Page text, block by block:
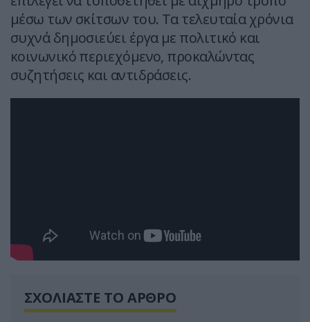
μέσω των σκίτσων του. Τα τελευταία χρόνια
συχνά δημοσιεύει έργα με πολιτικό και
κοινωνικό περιεχόμενο, προκαλώντας
συζητήσεις και αντιδράσεις.
ΣΧΟΛΙΑΣΤΕ ΤΟ ΑΡΘΡΟ